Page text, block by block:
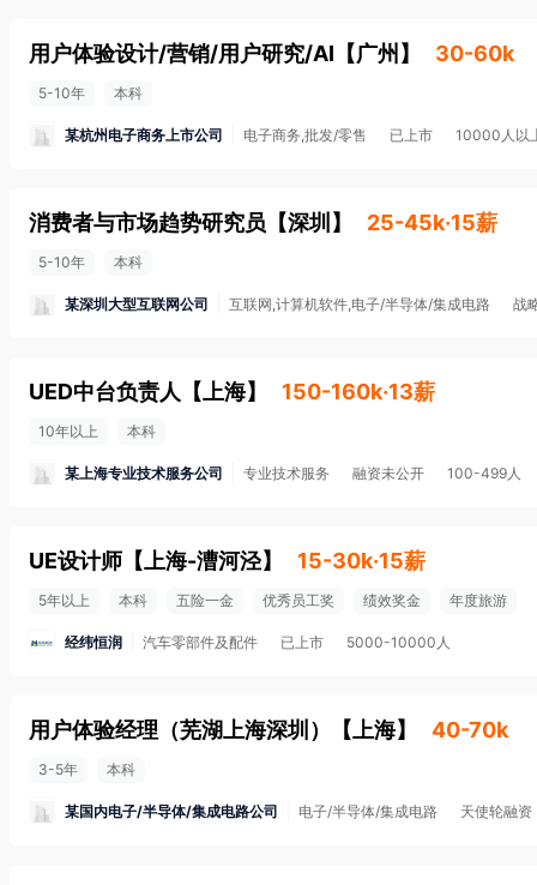
用户体验设计/营销/用户研究/AI 【广州 】 30-60k
5-10年 本科
某杭州电子商务上市公司 电子商务,批发/零售 已上市 10000人以
消费者与市场趋势研究员 【深圳 】 25-45k·15薪
5-10年 本科
某深圳大型互联网公司 互联网,计算机软件,电子/半导体/集成电路 战
UED中台负责人 【 上海】 150-160k·13薪
10年以上 本科
某上海专业技术服务公司 专业技术服务 融资未公开 100-499人
UE设计师 【 上海-漕河泾】 15-30k·15薪
5年以上 本科 五险一金 优秀员工奖 绩效奖金 年度旅游
经纬恒润 汽车零部件及配件 已上市 5000-10000人
用户体验经理（芜湖上海深圳） 【 上海】 40-70k
3-5年 本科
某国内电子/半导体/集成电路公司 电子/半导体/集成电路 天使轮融资